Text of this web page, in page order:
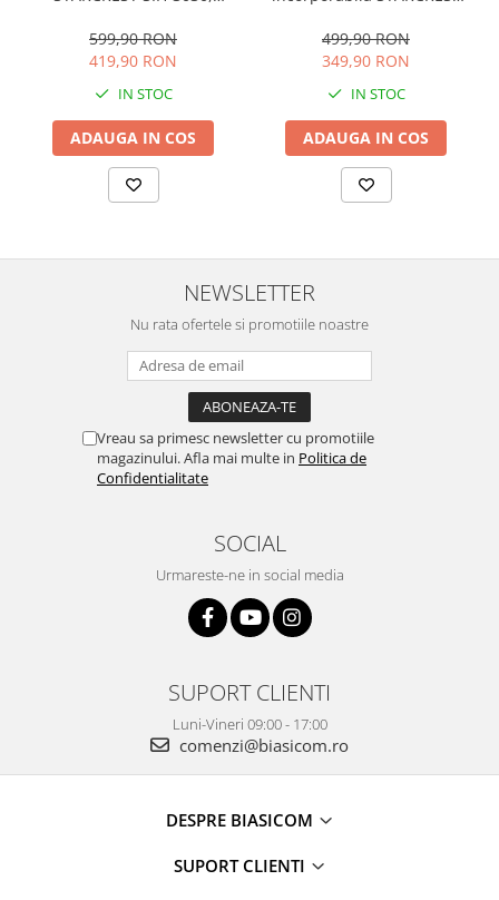
Preparare desert
accesori inghetata
Aparate de facut inghetata
Preparare paine
Masini de facut paine
Prajitoare de paine
Tigai
TV, Electronice & Gaming
Accesorii & Periferice
Baterii si acumulatori
Aparate foto & accesorii
Alte accesorii foto & video
Aparate foto compacte
Aparate foto DSLR
Soundbar
Accesorii electronice Auto
gatit, 9 trepte de putere,
Touch control, Timer, Sticla
599,90 RON
419,90 RON
IN STOC
ADAUGA IN COS
2 zone de gatit, 9 trepte de
putere, Touch control,
499,90 RON
349,90 RON
IN STOC
ADAUGA IN COS
NEWSLETTER
Nu rata ofertele si promotiile noastre
Vreau sa primesc newsletter cu promotiile
magazinului. Afla mai multe in Politica de
Confidentialitate
SOCIAL
Urmareste-ne in social media
SUPORT CLIENTI
Luni-Vineri 09:00 - 17:00
comenzi@biasicom.ro
DESPRE BIASICOM
SUPORT CLIENTI